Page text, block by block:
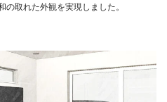
の取れた外観を実現しました。